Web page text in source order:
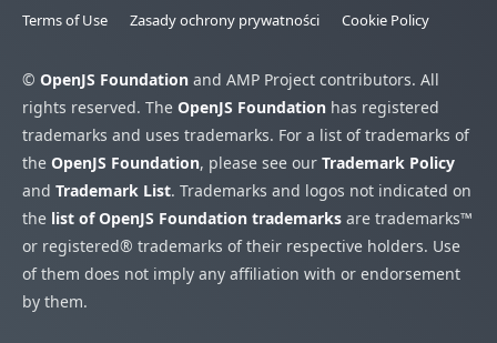
Terms of Use Zasady ochrony prywatności Cookie Policy
© OpenJS Foundation and AMP Project contributors. All
rights reserved. The OpenJS Foundation has registered
trademarks and uses trademarks. For a list of trademarks of
the OpenJS Foundation, please see our Trademark Policy
and Trademark List. Trademarks and logos not indicated on
the list of OpenJS Foundation trademarks are trademarks™
or registered® trademarks of their respective holders. Use
of them does not imply any affiliation with or endorsement
by them.